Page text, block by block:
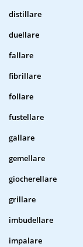
distillare
duellare
fallare
fibrillare
follare
fustellare
gallare
gemellare
giocherellare
grillare
imbudellare
impalare